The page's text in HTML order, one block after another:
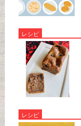
レシピ
レシピ